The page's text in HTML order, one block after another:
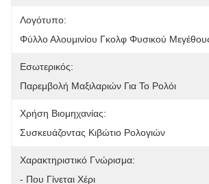
Λογότυπο:
Φύλλο Αλουμινίου Γκολφ Φυσικού
Εσωτερικός:
Παρεμβολή Μαξιλαριών Για Το Ρολόι
Χρήση Βιομηχανίας:
Συσκευάζοντας Κιβώτιο Ρολογιών
Χαρακτηριστικό Γνώρισμα:
- Που Γίνεται Χέρι